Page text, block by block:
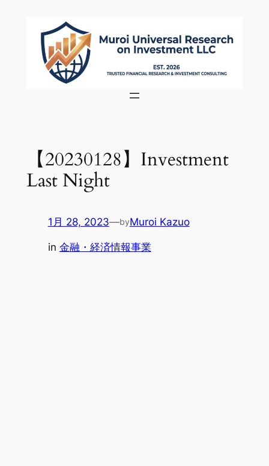
【20230128】Investment
Last Night
1月 28, 2023—byMuroi Kazuo
in 金融・経済情報事業